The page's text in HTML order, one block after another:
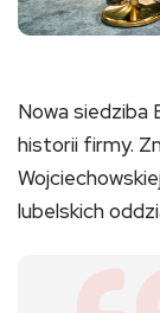
Nowa siedziba
historii firmy.
lubelskich